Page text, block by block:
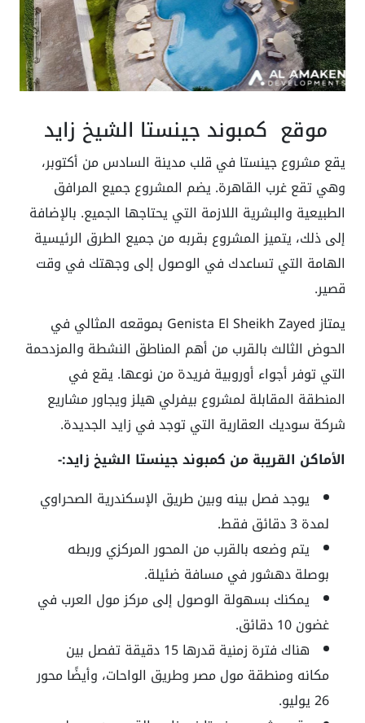
موقع كمبوند جينستا الشيخ زايد
يقع مشروع جينستا في قلب مدينة السادس من أكتوبر،
وهي تقع غرب القاهرة. يضم المشروع جميع المرافق
الطبيعية والبشرية اللازمة التي يحتاجها الجميع. بالإضافة
إلى ذلك، يتميز المشروع بقربه من جميع الطرق الرئيسية
الهامة التي تساعدك في الوصول إلى وجهتك في وقت
قصير.
يمتاز Genista El Sheikh Zayed بموقعه المثالي في
الحوض الثالث بالقرب من أهم المناطق النشطة والمزدحمة
التي توفر أجواء أوروبية فريدة من نوعها. يقع في
المنطقة المقابلة لمشروع بيفرلي هيلز ويجاور مشاريع
شركة سوديك العقارية التي توجد في زايد الجديدة.
الأماكن القريبة من كمبوند جينستا الشيخ زايد:-
يوجد فصل بينه وبين طريق الإسكندرية الصحراوي
لمدة 3 دقائق فقط.
يتم وضعه بالقرب من المحور المركزي وربطه
بوصلة دهشور في مسافة ضئيلة.
يمكنك بسهولة الوصول إلى مركز مول العرب في
غضون 10 دقائق.
هناك فترة زمنية قدرها 15 دقيقة تفصل بين
مكانه ومنطقة مول مصر وطريق الواحات، وأيضًا محور
26 يوليو.